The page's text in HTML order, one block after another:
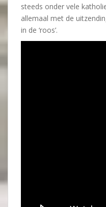
steeds onder vele
allemaal met de
in de ‘roos’.